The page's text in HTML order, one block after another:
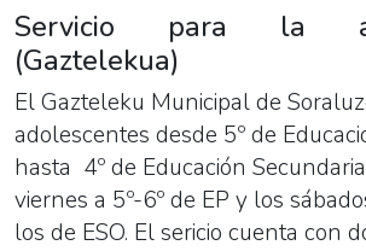
Servicio para la
(Gaztelekua)
El Gazteleku Municipal de
adolescentes desde 5º de
hasta 4º de Educación
viernes a 5º-6º de EP y los
los de ESO. El sericio cuenta con